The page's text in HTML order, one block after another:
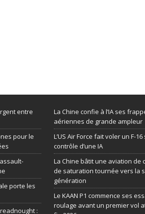
entre
pour le
porte les
:
La Chine confie à l’IA ses
aériennes de grande ampleur
L’US Air Force fait voler un F-
contrôle d’une IA
La Chine bâtit une aviation de
de saturation tournée vers la
génération
Le KAAN P1 commence ses
roulage avant un premier vol